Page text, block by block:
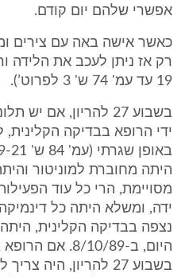
אפשרי שלהם יום קודם.
כאשר אישה באה עם צירים
19 עד עמ' 74 ש' 3 לפרוט’).
בשבוע 27 להריון, אם
ידי הרופא בבדיקה
היתה מחוברת למוניטור
מסויימת, הרי כל עוד
ידה, ומשלא היתה כל
נצפה בבדיקה הקלינית,
היום, ב-8/10/89.
בשבוע 27 להריון,